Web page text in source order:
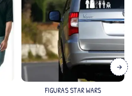
FIGURAS STAR WARS